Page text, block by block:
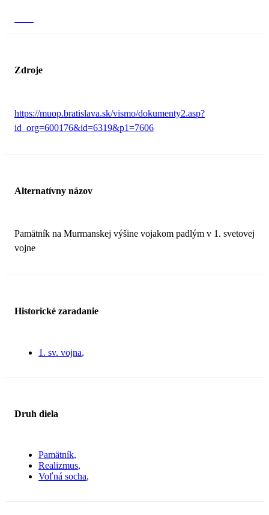
Zdroje
https://muop.bratislava.sk/vismo/dokumenty2.asp?
id_org=600176&id=6319&p1=7606
Alternatívny názov
Pamätník na Murmanskej výšine vojakom padlým v 1. svetovej
vojne
Historické zaradanie
1. sv. vojna
Druh diela
Pamätník
Realizmus
Voľná socha